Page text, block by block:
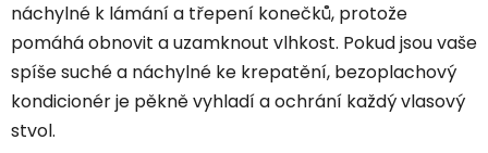
náchylné k lámání a třepení konečků, protože
pomáhá obnovit a uzamknout vlhkost. Pokud jsou vaše
spíše suché a náchylné ke krepatění, bezoplachový
kondicionér je pěkně vyhladí a ochrání každý vlasový
stvol.